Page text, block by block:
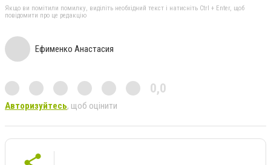
Якщо ви помітили помилку, виділіть необхідний текст і натисніть Ctrl + Enter, щоб
повідомити про це редакцію
Ефименко Анастасия
0,0
Авторизуйтесь, щоб оцінити